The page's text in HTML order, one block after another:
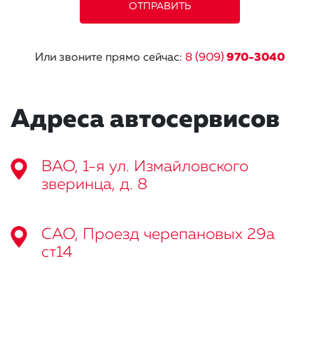
Или звоните прямо сейчас: 8 (909) 970-3040
Адреса автосервисов
ВАО, 1-я ул. Измайловского
зверинца, д. 8
САО, Проезд черепановых 29а
ст14